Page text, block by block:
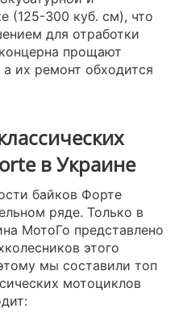
(125-300 куб. см), что
для отработки
прощают
их ремонт обходится
в Украине
байков Форте
ряде. Только в
МотоГо представлено
этого
мы составили топ
мотоциклов